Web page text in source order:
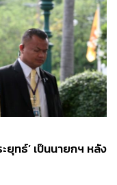
ยุทธ์’ เป็นนายกฯ หลัง